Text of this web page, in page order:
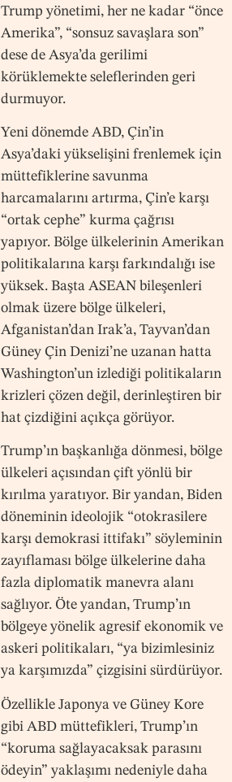
Trump yönetimi, her ne kadar “önce
Amerika”, “sonsuz savaşlara son”
dese de Asya’da gerilimi
körüklemekte seleflerinden geri
durmuyor.
Yeni dönemde ABD, Çin’in
Asya’daki yükselişini frenlemek için
müttefiklerine savunma
harcamalarını artırma, Çin’e karşı
“ortak cephe” kurma çağrısı
yapıyor. Bölge ülkelerinin Amerikan
politikalarına karşı farkındalığı ise
yüksek. Başta ASEAN bileşenleri
olmak üzere bölge ülkeleri,
Afganistan’dan Irak’a, Tayvan’dan
Güney Çin Denizi’ne uzanan hatta
Washington’un izlediği politikaların
krizleri çözen değil, derinleştiren bir
hat çizdiğini açıkça görüyor.
Trump’ın başkanlığa dönmesi, bölge
ülkeleri açısından çift yönlü bir
kırılma yaratıyor. Bir yandan, Biden
döneminin ideolojik “otokrasilere
karşı demokrasi ittifakı” söyleminin
zayıflaması bölge ülkelerine daha
fazla diplomatik manevra alanı
sağlıyor. Öte yandan, Trump’ın
bölgeye yönelik agresif ekonomik ve
askeri politikaları, “ya bizimlesiniz
ya karşımızda” çizgisini sürdürüyor.
Özellikle Japonya ve Güney Kore
gibi ABD müttefikleri, Trump’ın
“koruma sağlayacaksak parasını
ödeyin” yaklaşımı nedeniyle daha